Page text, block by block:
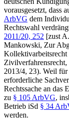
vorausgesetzt, dass
ArbVG dem
Rechtswahl
2011/20, 252 [zust
Mankowski, Zur
Kollektivarbeitsrecht
Zivilverfahrensrecht,
2013/4, 23). Weil für
erforderliche
Rechtssache an das
zu § 105 ArbVG,
Betrieb iSd § 34
werden.